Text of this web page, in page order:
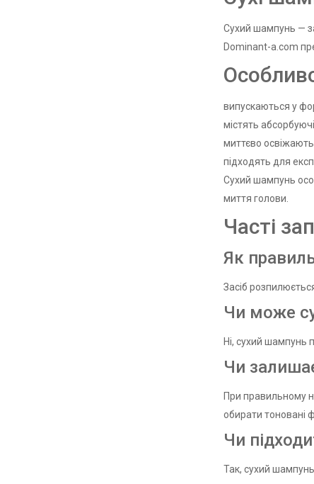
Сухий шампунь —
Dominant-a.com
випускаються у
містять
миттєво
підходять для
Сухий шампунь
миття голови.
Часті
Як
Засіб
Чи може
Ні, сухий шампунь
Чи
При правильному
обирати тоновані
Чи
Так, сухий